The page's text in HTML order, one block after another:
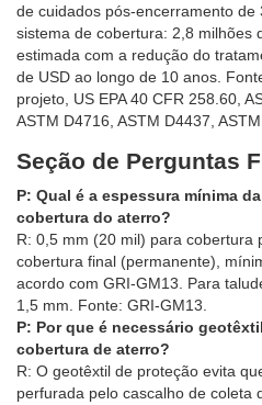
de cuidados pós-encerramento de
sistema de cobertura: 2,8 milhões
estimada com a redução do
de USD ao longo de 10 anos.
projeto, US EPA 40 CFR 258.60,
ASTM D4716, ASTM D4437, ASTM
Seção de Perguntas
P: Qual é a espessura mínima
cobertura do aterro?
R: 0,5 mm (20 mil) para cobertura
cobertura final (permanente),
acordo com GRI-GM13. Para
1,5 mm. Fonte: GRI-GM13.
P: Por que é necessário
cobertura de aterro?
R: O geotêxtil de proteção evita
perfurada pelo cascalho de coleta